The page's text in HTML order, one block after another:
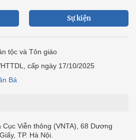
Sự kiện
tộc và Tôn giáo
cấp ngày 17/10/2025
Bá
Viễn thông (VNTA), 68 Dương
TP. Hà Nội.